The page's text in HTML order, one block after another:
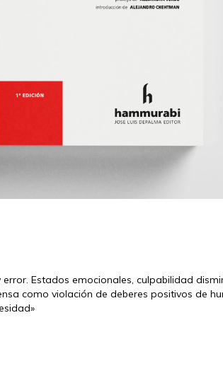
Estados emocionales, culpabilidad
como violación de deberes positivos de